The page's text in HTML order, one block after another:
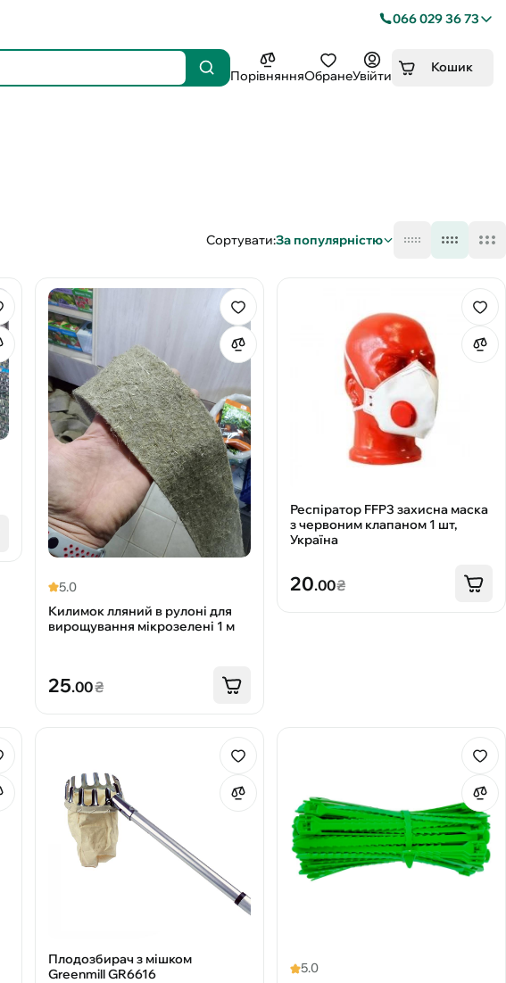
066 029 36 73
ПорівнянняОбранеУвійти
Кошик
Сортувати:За популярністю
5.0
Килимок лляний в рулоні для
вирощування мікрозелені 1 м
25.00₴
Респіратор FFP3 захисна маска
з червоним клапаном 1 шт,
Україна
20.00₴
Плодозбирач з мішком
Greenmill GR6616
5.0